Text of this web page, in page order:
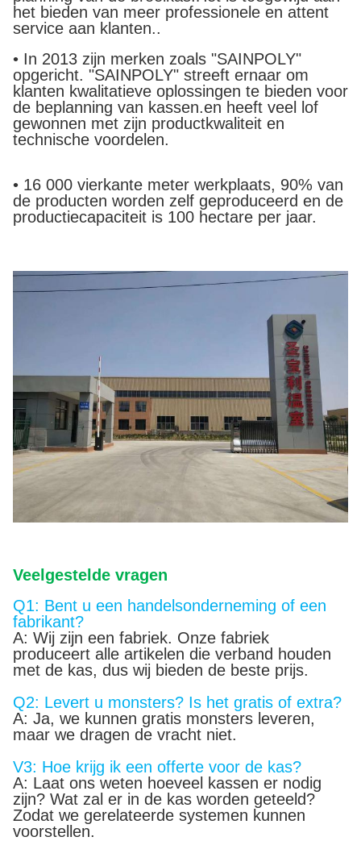
het bieden van meer professionele en attent
service aan klanten..
• In 2013 zijn merken zoals "SAINPOLY"
opgericht. "SAINPOLY" streeft ernaar om
klanten kwalitatieve oplossingen te bieden voor
de beplanning van kassen.en heeft veel lof
gewonnen met zijn productkwaliteit en
technische voordelen.
• 16 000 vierkante meter werkplaats, 90% van
de producten worden zelf geproduceerd en de
productiecapaciteit is 100 hectare per jaar.
Veelgestelde vragen
Q1: Bent u een handelsonderneming of een
fabrikant?
A: Wij zijn een fabriek. Onze fabriek
produceert alle artikelen die verband houden
met de kas, dus wij bieden de beste prijs.
Q2: Levert u monsters? Is het gratis of extra?
A: Ja, we kunnen gratis monsters leveren,
maar we dragen de vracht niet.
V3: Hoe krijg ik een offerte voor de kas?
A: Laat ons weten hoeveel kassen er nodig
zijn? Wat zal er in de kas worden geteeld?
Zodat we gerelateerde systemen kunnen
voorstellen.